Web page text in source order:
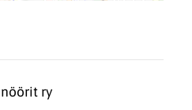
ry